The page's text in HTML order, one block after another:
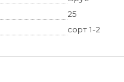
25
сорт 1-2